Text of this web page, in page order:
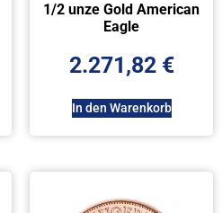
1/2 unze Gold American
Eagle
2.271,82 €
In den Warenkorb